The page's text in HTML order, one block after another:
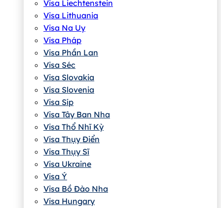
Visa Liechtenstein
Visa Lithuania
Visa Na Uy
Visa Pháp
Visa Phần Lan
Visa Séc
Visa Slovakia
Visa Slovenia
Visa Síp
Visa Tây Ban Nha
Visa Thổ Nhĩ Kỳ
Visa Thụy Điển
Visa Thụy Sĩ
Visa Ukraine
Visa Ý
Visa Bồ Đào Nha
Visa Hungary